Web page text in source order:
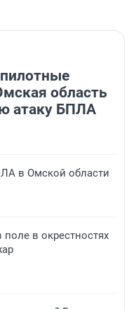
область
атаку БПЛА
в Омской области
в окрестностях